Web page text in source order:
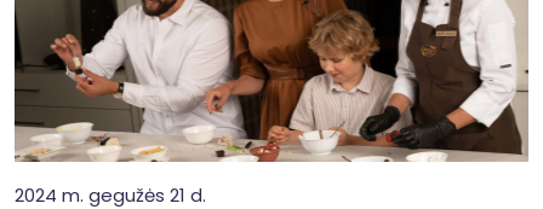
2024 m. gegužės 21 d.